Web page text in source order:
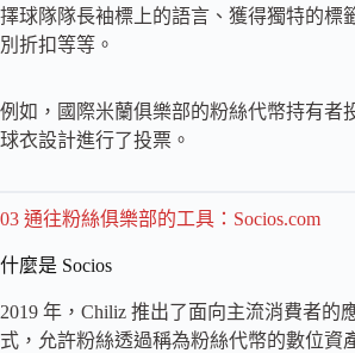
擇球隊隊長袖標上的語言、獲得獨特的標
別折扣等等。
例如，國際米蘭俱樂部的粉絲代幣持有者
球衣設計進行了投票。
03 通往粉絲俱樂部的工具：Socios.com
什麼是 Socios
2019 年，Chiliz 推出了面向主流消費者的
式，允許粉絲透過稱為粉絲代幣的數位資